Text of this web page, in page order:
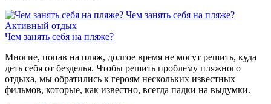
Чем занять себя на пляже?
Активный отдых
Чем занять себя на пляже?
Многие, попав на пляж, долгое время не могут решить, куда
деть себя от безделья. Чтобы решить проблему пляжного
отдыха, мы обратились к героям нескольких известных
фильмов, которые, как известно, всегда падки на выдумки.